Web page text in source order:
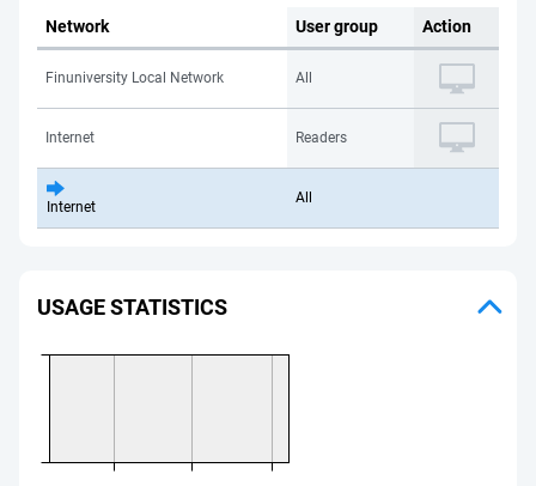
Network User group Action
Finuniversity Local Network All
Internet Readers
Internet
All
USAGE STATISTICS